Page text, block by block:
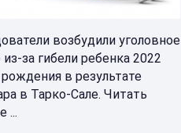
возбудили уголовное
из-за гибели ребенка 2022
рождения в результате
в Тарко-Сале. Читать
...